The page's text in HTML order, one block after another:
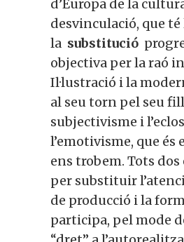
El relat històric sobre
desenvolupament i
Occident i sobretot
d’Europa de la cultura
desvinculació, que té
en la
substitució
raó objectiva per la
en la Il·lustració i la
fagocitada al seu
l’imperi del
de l’emotivisme, que
què ens trobem. Tots